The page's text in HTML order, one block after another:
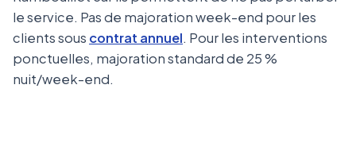
le service. Pas de majoration week-end pour les
clients sous contrat annuel. Pour les interventions
ponctuelles, majoration standard de 25 %
nuit/week-end.